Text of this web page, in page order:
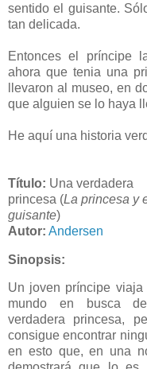
sentido el guisante.
tan delicada.
Entonces el príncipe
ahora que tenia una
llevaron al museo, en
que alguien se lo haya
He aquí una historia
Título: Una verdadera
princesa (La princesa y
guisante)
Autor: Andersen
Sinopsis:
Un joven príncipe viaja
mundo en busca
verdadera princesa,
consigue encontrar
en esto que, en una